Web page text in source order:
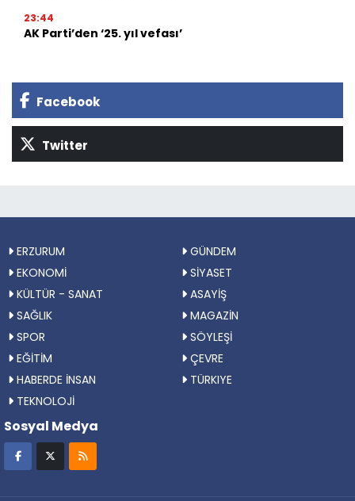
23:44
AK Parti’den ‘25. yıl vefası’
Facebook
Twitter
ERZURUM
GÜNDEM
EKONOMİ
SİYASET
KÜLTÜR - SANAT
ASAYİŞ
SAĞLIK
MAGAZİN
SPOR
SÖYLEŞİ
EĞİTİM
ÇEVRE
HABERDE İNSAN
TÜRKIYE
TEKNOLOJİ
Sosyal Medya